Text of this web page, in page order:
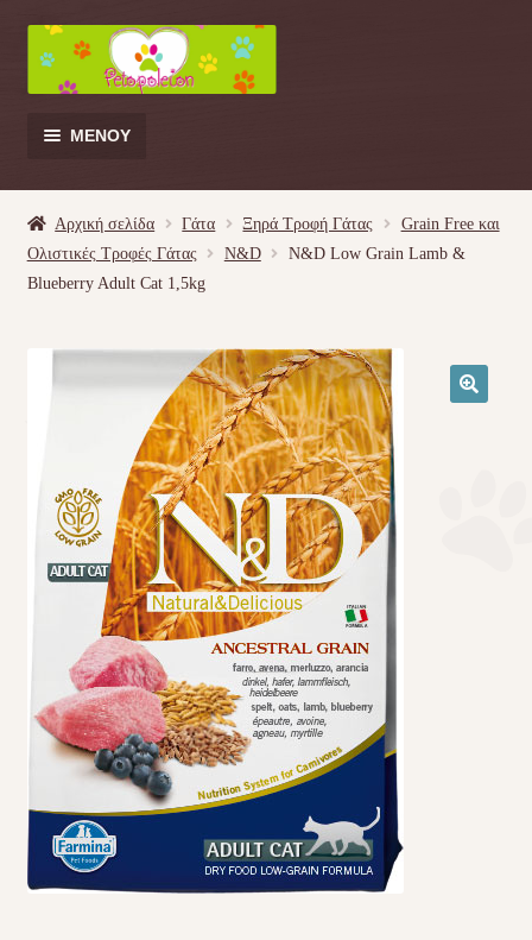
Απευθείας
μετάβαση
στην
πλοήγηση
Μετάβαση
σε
περιεχόμενο
ΜΕΝΟΎ
Γάτα
Κρεβατάκια
Τσάντες μεταφοράς
Επικοινωνία
Φροντίδα – Είδη Υγιεινής
Αρχική σελίδα Γάτα Ξηρά Τροφή Γάτας
Grain Free και
Ολιστικές Τροφές Γάτας
N&D
N&D Low Grain Lamb &
Blueberry Adult Cat 1,5kg